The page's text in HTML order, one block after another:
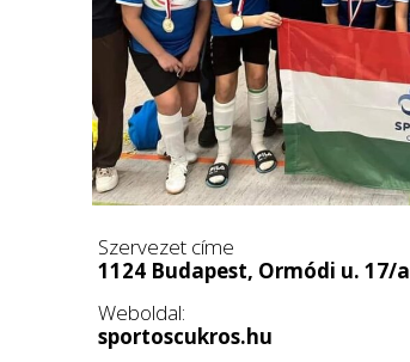
Szervezet címe
1124 Budapest, Ormódi u. 17/a
Weboldal:
sportoscukros.hu